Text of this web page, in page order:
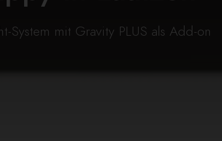
System mit Gravity PLUS als Add-on